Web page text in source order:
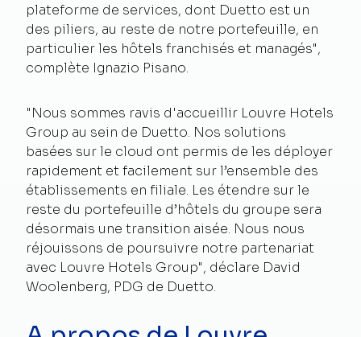
plateforme de services, dont Duetto est un
des piliers, au reste de notre portefeuille, en
particulier les hôtels franchisés et managés",
complète Ignazio Pisano.
"Nous sommes ravis d'accueillir Louvre Hotels
Group au sein de Duetto. Nos solutions
basées sur le cloud ont permis de les déployer
rapidement et facilement sur l’ensemble des
établissements en filiale. Les étendre sur le
reste du portefeuille d’hôtels du groupe sera
désormais une transition aisée. Nous nous
réjouissons de poursuivre notre partenariat
avec Louvre Hotels Group", déclare David
Woolenberg, PDG de Duetto.